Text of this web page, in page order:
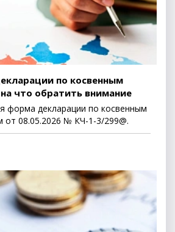
по косвенным
что обратить внимание
форма декларации по косвенным
от 08.05.2026 № КЧ-1-3/299@.